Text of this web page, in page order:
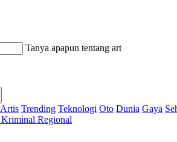
Tanya apapun tentang artikel ini...
Artis Trending Teknologi Oto Dunia Gaya
Kriminal Regional